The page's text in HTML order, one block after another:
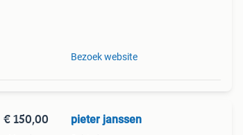
Bezoek website
€ 150,00 pieter janssen